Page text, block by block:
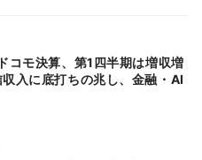
入に底打ちの兆し、金融・AI